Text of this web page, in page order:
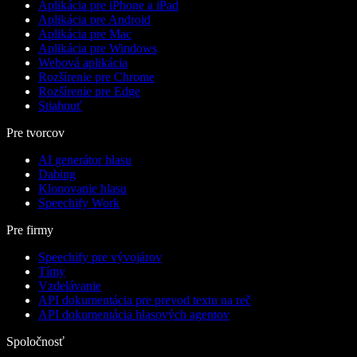
Aplikácia pre iPhone a iPad
Aplikácia pre Android
Aplikácia pre Mac
Aplikácia pre Windows
Webová aplikácia
Rozšírenie pre Chrome
Rozšírenie pre Edge
Stiahnuť
Pre tvorcov
AI generátor hlasu
Dabing
Klonovanie hlasu
Speechify Work
Pre firmy
Speechify pre vývojárov
Tímy
Vzdelávanie
API dokumentácia pre prevod textu na reč
API dokumentácia hlasových agentov
Spoločnosť